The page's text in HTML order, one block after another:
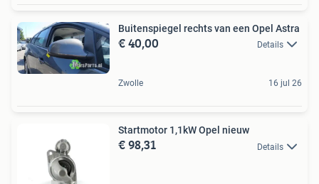
Buitenspiegel rechts van een Opel Astra
€ 40,00 Details
Zwolle 16 jul 26
Startmotor 1,1kW Opel nieuw
€ 98,31 Details